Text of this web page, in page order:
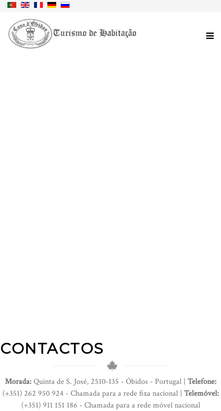
CONTACTOS
Morada:Quinta de S. José, 2510-135 - Óbidos - Portugal | Telefone:
(+351) 262 950 924 - Chamada para a rede fixa nacional | Telemóvel:
(+351) 911 151 186 - Chamada para a rede móvel nacional